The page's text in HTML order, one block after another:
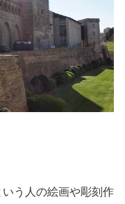
う人の絵画や彫刻作